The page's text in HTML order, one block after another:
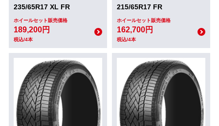
235/65R17 XL FR
ホイールセット販売価格
189,200円
税込/4本
215/65R17 FR
ホイールセット販売価格
162,700円
税込/4本